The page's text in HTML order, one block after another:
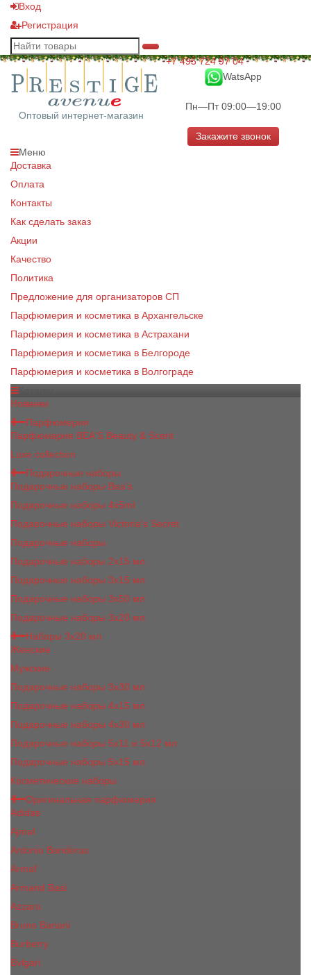
Вход
Регистрация
Оптовый интернет-магазин
+7 495 724 97 04
WatsApp
Пн—Пт 09:00—19:00
Закажите звонок
Меню
Доставка
Оплата
Контакты
Как сделать заказ
Акции
Качество
Политика
Предложение для организаторов СП
Парфюмерия и косметика в Архангельске
Парфюмерия и косметика в Астрахани
Парфюмерия и косметика в Белгороде
Парфюмерия и косметика в Волгограде
Новинки
Парфюмерия
Парфюмерия BEA'S Beauty & Scent
Luxe collection
Подарочные наборы
Подарочные наборы Bea's
Подарочные наборы 4х5ml
Подарочные наборы Victoria's Secret
Подарочные наборы
Подарочные наборы 2x15 мл
Подарочные наборы 3х15 мл
Подарочные наборы 3x50 мл
Подарочные наборы 3x20 мл
Наборы 3х20 мл
Женские
Мужские
Подарочные наборы 3х30 мл
Подарочные наборы 4x15 мл
Подарочные наборы 4x30 мл
Подарочные наборы 5x11 и 5х12 мл
Подарочные наборы 5x15 мл
Косметические наборы
Оригинальная парфюмерия
Adidas
Ajmal
Antonio Banderas
Armaf
Armand Basi
Azzaro
Bruno Banani
Burberry
Bvlgari